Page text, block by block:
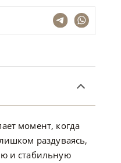
момент, когда
раздуваясь,
и стабильную